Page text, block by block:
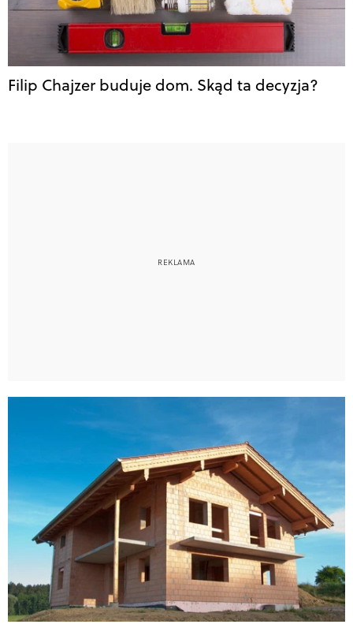
Filip Chajzer buduje dom. Skąd ta decyzja?